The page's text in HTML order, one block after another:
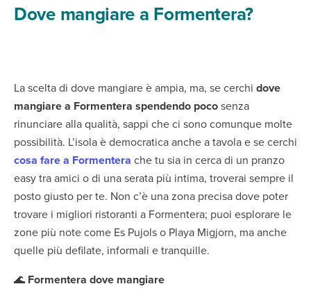
Dove mangiare a Formentera?
La scelta di dove mangiare è ampia, ma, se cerchi dove
mangiare a Formentera spendendo pocosenza
rinunciare alla qualità, sappi che ci sono comunque molte
possibilità. L’isola è democratica anche a tavola e se cerchi
cosa fare a Formentera che tu sia in cerca di un pranzo
easy tra amici o di una serata più intima, troverai sempre il
posto giusto per te. Non c’è una zona precisa dove poter
trovare i migliori ristoranti a Formentera; puoi esplorare le
zone più note come Es Pujols o Playa Migjorn, ma anche
quelle più defilate, informali e tranquille.
🌊 Formentera dove mangiare